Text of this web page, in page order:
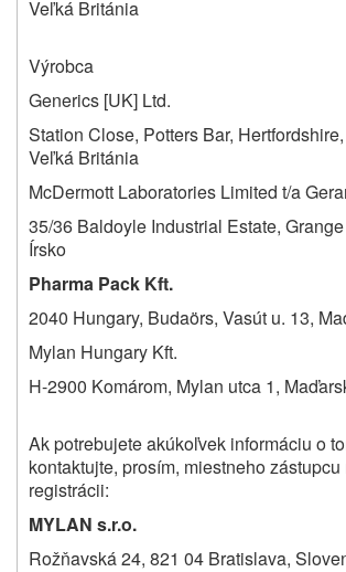
Veľká Británia
Výrobca
Generics [UK] Ltd.
Station Close, Potters Bar,
Veľká Británia
McDermott Laboratories Limited t/a
35/36 Baldoyle Industrial Estate,
Írsko
Pharma Pack Kft.
2040 Hungary, Budaörs, Vasút u. 13,
Mylan Hungary Kft.
H-2900 Komárom, Mylan utca 1,
Ak potrebujete akúkoľvek informáciu o
kontaktujte, prosím, miestneho
registrácii:
MYLAN s.r.o.
Rožňavská 24, 821 04 Bratislava,